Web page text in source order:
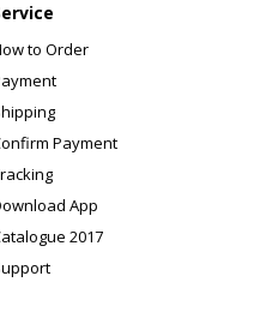
to Order
Payment
App
2017